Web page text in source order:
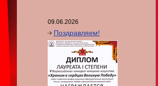
09.06.2026
Поздравляем!